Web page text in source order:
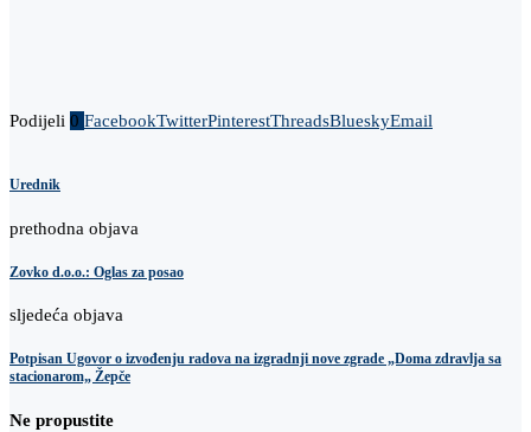
Podijeli 0 FacebookTwitterPinterestThreadsBlueskyEmail
Urednik
prethodna objava
Zovko d.o.o.: Oglas za posao
sljedeća objava
Potpisan Ugovor o izvođenju radova na izgradnji nove zgrade „Doma zdravlja sa
stacionarom„ Žepče
Ne propustite